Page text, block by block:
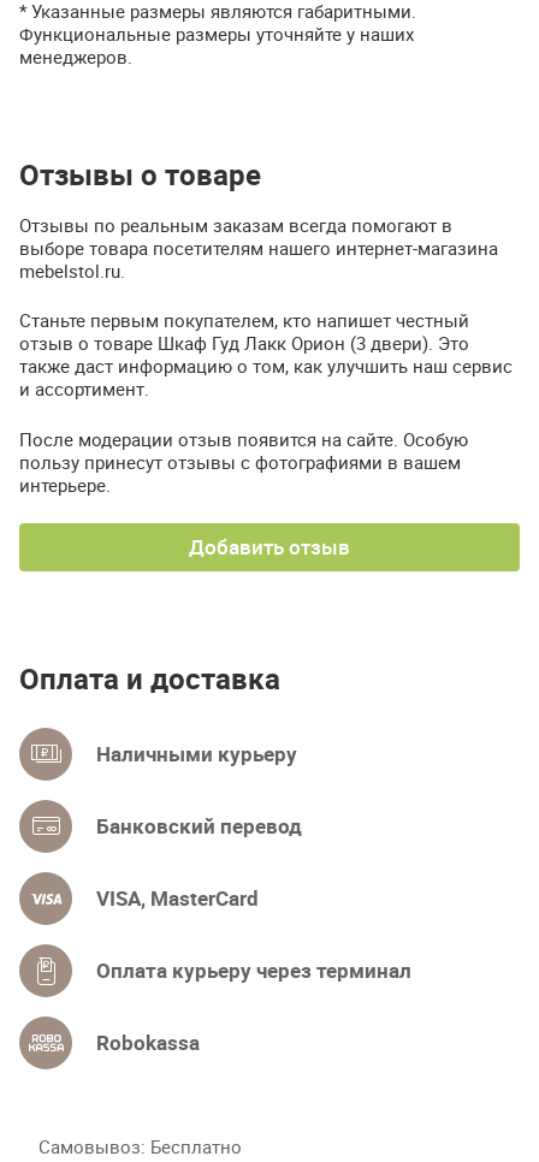
* Указанные размеры являются габаритными.
Функциональные размеры уточняйте у наших
менеджеров.
Отзывы о товаре
Отзывы по реальным заказам всегда помогают в
выборе товара посетителям нашего интернет-магазина
mebelstol.ru.
Станьте первым покупателем, кто напишет честный
отзыв о товаре Шкаф Гуд Лакк Орион (3 двери). Это
также даст информацию о том, как улучшить наш сервис
и ассортимент.
После модерации отзыв появится на сайте. Особую
пользу принесут отзывы с фотографиями в вашем
интерьере.
Добавить отзыв
Оплата и доставка
Наличными курьеру
Банковский перевод
VISA, MasterCard
Оплата курьеру через терминал
Robokassa
Самовывоз Бесплатно